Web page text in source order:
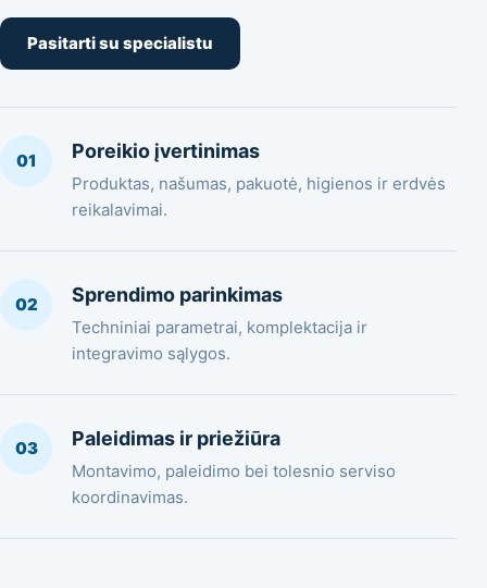
Pasitarti su specialistu
01 Poreikio įvertinimas
Produktas, našumas, pakuotė, higienos ir erdvės
reikalavimai.
02 Sprendimo parinkimas
Techniniai parametrai, komplektacija ir
integravimo sąlygos.
03 Paleidimas ir priežiūra
Montavimo, paleidimo bei tolesnio serviso
koordinavimas.